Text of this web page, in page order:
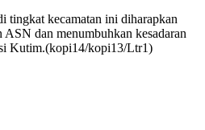
kecamatan ini diharapkan
ASN dan menumbuhkan kesadaran
Kutim.(kopi14/kopi13/Ltr1)